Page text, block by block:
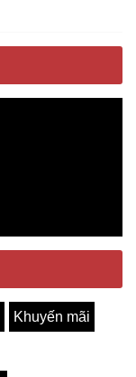
Khuyến mãi